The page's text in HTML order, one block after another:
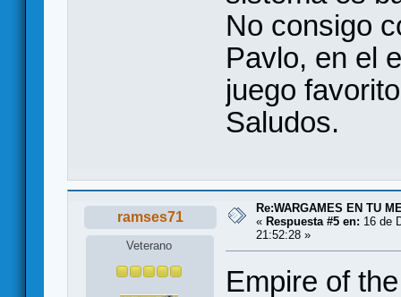
No consigo
Pavlo, en el
juego
Saludos.
ramses71
Veterano
Re:WARGAMES EN TU
« Respuesta #5 en: 16 de
21:52:28 »
Empire of